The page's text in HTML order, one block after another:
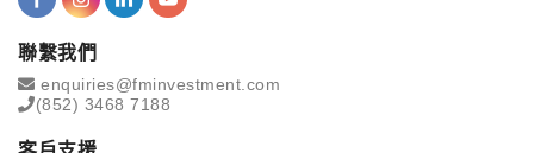
聯繫我們
enquiries@fminvestment.com
(852) 3468 7188